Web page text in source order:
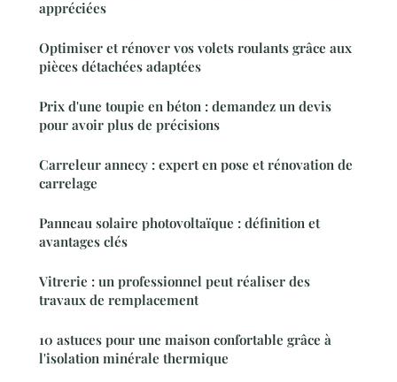
appréciées
Optimiser et rénover vos volets roulants grâce aux
pièces détachées adaptées
Prix d'une toupie en béton : demandez un devis
pour avoir plus de précisions
Carreleur annecy : expert en pose et rénovation de
carrelage
Panneau solaire photovoltaïque : définition et
avantages clés
Vitrerie : un professionnel peut réaliser des
travaux de remplacement
10 astuces pour une maison confortable grâce à
l'isolation minérale thermique